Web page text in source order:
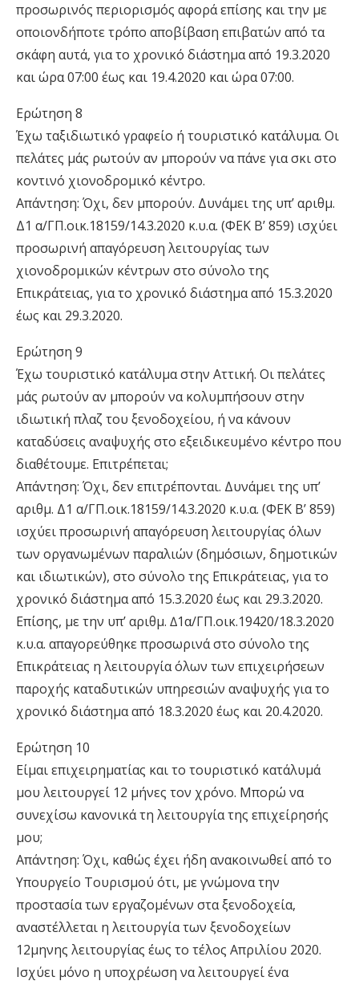
προσωρινός περιορισµός αφορά επίσης και την µε
οποιονδήποτε τρόπο αποβίβαση επιβατών από τα
σκάφη αυτά, για το χρονικό διάστηµα από 19.3.2020
και ώρα 07:00 έως και 19.4.2020 και ώρα 07:00.
Ερώτηση 8
Έχω ταξιδιωτικό γραφείο ή τουριστικό κατάλυµα. Οι
πελάτες µάς ρωτούν αν µπορούν να πάνε για σκι στο
κοντινό χιονοδροµικό κέντρο.
Απάντηση: Όχι, δεν µπορούν. Δυνάµει της υπ’ αριθµ.
Δ1 α/ΓΠ.οικ.18159/14.3.2020 κ.υ.α. (ΦΕΚ Β’ 859) ισχύει
προσωρινή απαγόρευση λειτουργίας των
χιονοδροµικών κέντρων στο σύνολο της
Επικράτειας, για το χρονικό διάστηµα από 15.3.2020
έως και 29.3.2020.
Ερώτηση 9
Έχω τουριστικό κατάλυµα στην Αττική. Οι πελάτες
µάς ρωτούν αν µπορούν να κολυµπήσουν στην
ιδιωτική πλαζ του ξενοδοχείου, ή να κάνουν
καταδύσεις αναψυχής στο εξειδικευµένο κέντρο που
διαθέτουµε. Eπιτρέπεται;
Απάντηση: Όχι, δεν επιτρέπονται. Δυνάµει της υπ’
αριθµ. Δ1 α/ΓΠ.οικ.18159/14.3.2020 κ.υ.α. (ΦΕΚ Β’ 859)
ισχύει προσωρινή απαγόρευση λειτουργίας όλων
των οργανωµένων παραλιών (δηµόσιων, δηµοτικών
και ιδιωτικών), στο σύνολο της Επικράτειας, για το
χρονικό διάστηµα από 15.3.2020 έως και 29.3.2020.
Επίσης, µε την υπ’ αριθµ. ∆1α/ΓΠ.οικ.19420/18.3.2020
κ.υ.α. απαγορεύθηκε προσωρινά στο σύνολο της
Επικράτειας η λειτουργία όλων των επιχειρήσεων
παροχής καταδυτικών υπηρεσιών αναψυχής για το
χρονικό διάστηµα από 18.3.2020 έως και 20.4.2020.
Ερώτηση 10
Είµαι επιχειρηµατίας και το τουριστικό κατάλυµά
µου λειτουργεί 12 µήνες τον χρόνο. Μπορώ να
συνεχίσω κανονικά τη λειτουργία της επιχείρησής
µου;
Απάντηση: Όχι, καθώς έχει ήδη ανακοινωθεί από το
Υπουργείο Τουρισµού ότι, µε γνώµονα την
προστασία των εργαζοµένων στα ξενοδοχεία,
αναστέλλεται η λειτουργία των ξενοδοχείων
12µηνης λειτουργίας έως το τέλος Απριλίου 2020.
Ισχύει µόνο η υποχρέωση να λειτουργεί ένα